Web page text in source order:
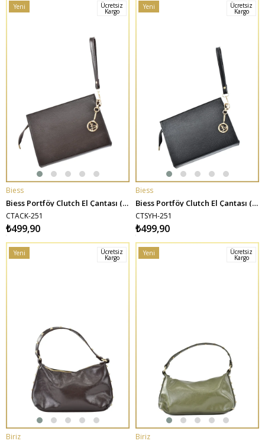
SEPETE EKLE
Yeni
Ücretsiz
Kargo
Biess
Biess Portföy Clutch El Çantası (Charm Hediyeli) - Acı Kahve
CTACK-251
₺499,90
SEPETE EKLE
Yeni
Ücretsiz
Kargo
Biess
Biess Portföy Clutch El Çantası (Charm Hediyeli) - Siyah
CTSYH-251
₺499,90
SEPETE EKLE
Yeni
Ücretsiz
Kargo
Biriz SEPETE EKLE
Yeni
Ücretsiz
Kargo
Biriz